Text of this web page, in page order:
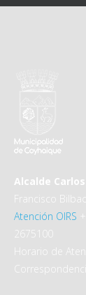
Alcalde
Francisco
Atención OIRS
2675100
Horario de